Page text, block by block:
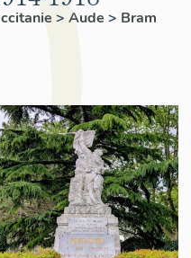
> Aude > Bram